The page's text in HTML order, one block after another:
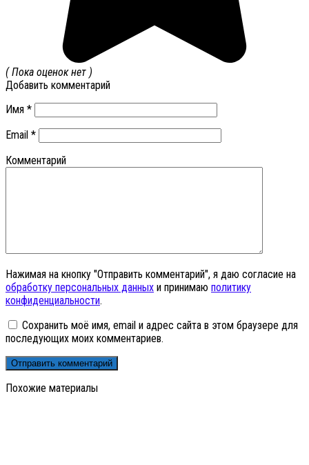
( Пока оценок нет )
Добавить комментарий
Имя *
Email *
Комментарий
Нажимая на кнопку "Отправить комментарий", я даю согласие на
обработку персональных данных и принимаю политику
конфиденциальности.
Сохранить моё имя, email и адрес сайта в этом браузере для
последующих моих комментариев.
Похожие материалы